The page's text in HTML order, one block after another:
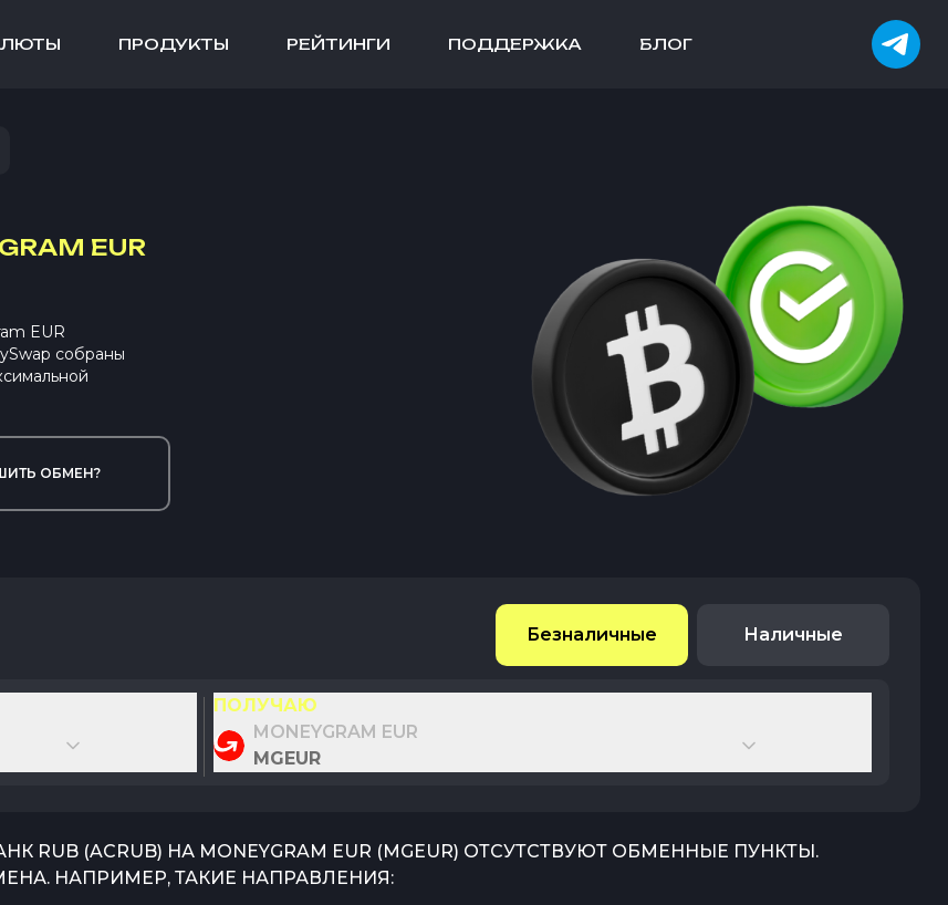
ПРОДУКТЫ РЕЙТИНГИ ПОДДЕРЖКА БЛОГ
EUR
EUR
собраны
ОБМЕН?
Безналичные Наличные
ПОЛУЧАЮ
MONEYGRAM EUR
MGEUR
RUB (ACRUB) НА MONEYGRAM EUR (MGEUR) ОТСУТСТВУЮТ ОБМЕННЫЕ ПУНКТЫ.
НАПРИМЕР, ТАКИЕ НАПРАВЛЕНИЯ: